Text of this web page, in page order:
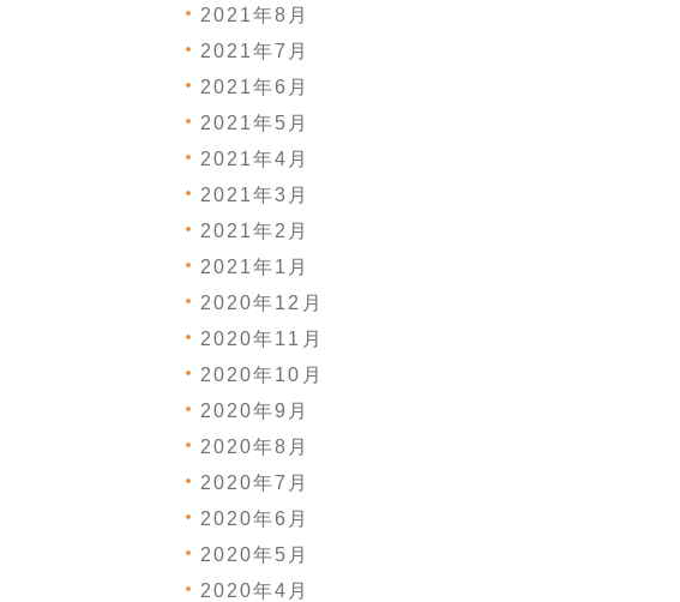
2021年8月
2021年7月
2021年6月
2021年5月
2021年4月
2021年3月
2021年2月
2021年1月
2020年12月
2020年11月
2020年10月
2020年9月
2020年8月
2020年7月
2020年6月
2020年5月
2020年4月